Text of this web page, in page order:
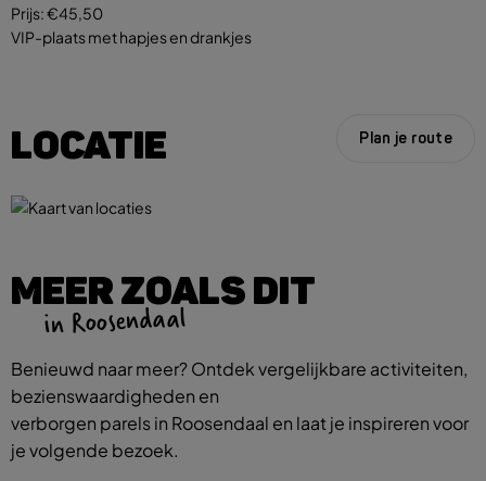
Prijs:€45,50
VIP-plaats met hapjes en drankjes
LOCATIE Plan je route
MEER ZOALS DIT
in Roosendaal
Benieuwd naar meer? Ontdek vergelijkbare activiteiten,
bezienswaardigheden en
verborgen parels in Roosendaal en laat je inspireren voor
je volgende bezoek.